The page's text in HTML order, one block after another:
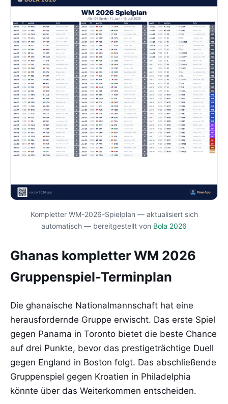
Kompletter WM-2026-Spielplan — aktualisiert sich
automatisch — bereitgestellt von Bola 2026
Ghanas kompletter WM 2026
Gruppenspiel-Terminplan
Die ghanaische Nationalmannschaft hat eine
herausfordernde Gruppe erwischt. Das erste Spiel
gegen Panama in Toronto bietet die beste Chance
auf drei Punkte, bevor das prestigeträchtige Duell
gegen England in Boston folgt. Das abschließende
Gruppenspiel gegen Kroatien in Philadelphia
könnte über das Weiterkommen entscheiden.